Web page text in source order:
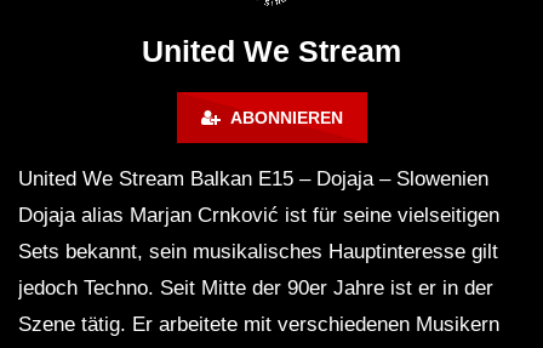
United We Stream
ABONNIEREN
United We Stream Balkan E15 – Dojaja – Slowenien
Dojaja alias Marjan Crnković ist für seine vielseitigen
Sets bekannt, sein musikalisches Hauptinteresse gilt
jedoch Techno. Seit Mitte der 90er Jahre ist er in der
Szene tätig. Er arbeitete mit verschiedenen Musikern